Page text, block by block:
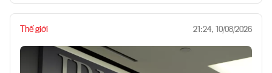
Thế giới 21:24, 10/08/2026